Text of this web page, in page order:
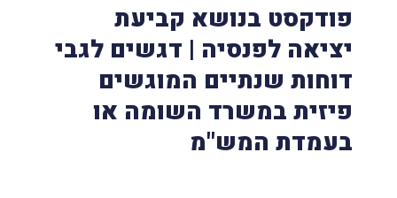
פודקסט בנושא קביעת
יציאה לפנסיה | דגשים לגבי
דוחות שנתיים המוגשים
פיזית במשרד השומה או
בעמדת המש"מ